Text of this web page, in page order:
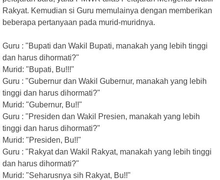
Rakyat. Kemudian si Guru memulainya dengan memberikan
beberapa pertanyaan pada murid-muridnya.
Guru : "Bupati dan Wakil Bupati, manakah yang lebih tinggi
dan harus dihormati?"
Murid: "Bupati, Bu!!!"
Guru : "Gubernur dan Wakil Gubernur, manakah yang lebih
tinggi dan harus dihormati?"
Murid: "Gubernur, Bu!!"
Guru : "Presiden dan Wakil Presien, manakah yang lebih
tinggi dan harus dihormati?"
Murid: "Presiden, Bu!!"
Guru : "Rakyat dan Wakil Rakyat, manakah yang lebih tinggi
dan harus dihormati?"
Murid: "Seharusnya sih Rakyat, Bu!!"